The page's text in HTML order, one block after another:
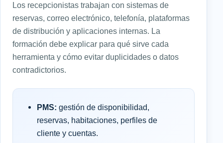
Los recepcionistas trabajan con sistemas de
reservas, correo electrónico, telefonía, plataformas
de distribución y aplicaciones internas. La
formación debe explicar para qué sirve cada
herramienta y cómo evitar duplicidades o datos
contradictorios.
PMS: gestión de disponibilidad,
reservas, habitaciones, perfiles de
cliente y cuentas.